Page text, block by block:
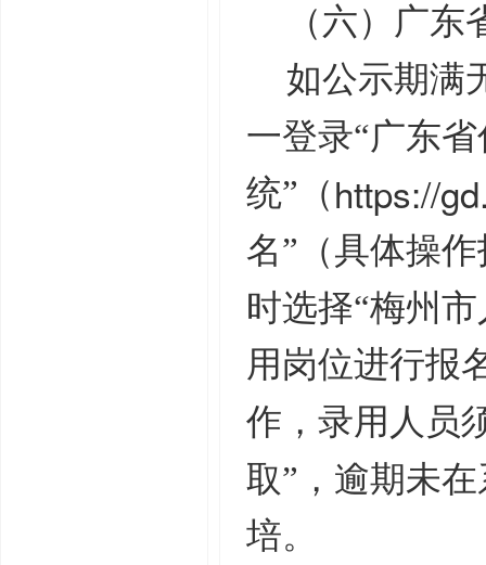
（六）广
如公示期满
一登录“广东
统”（https://
名”（具体操
时选择“梅州
用岗位进行报
作，录用人员
取”，逾期未
培。